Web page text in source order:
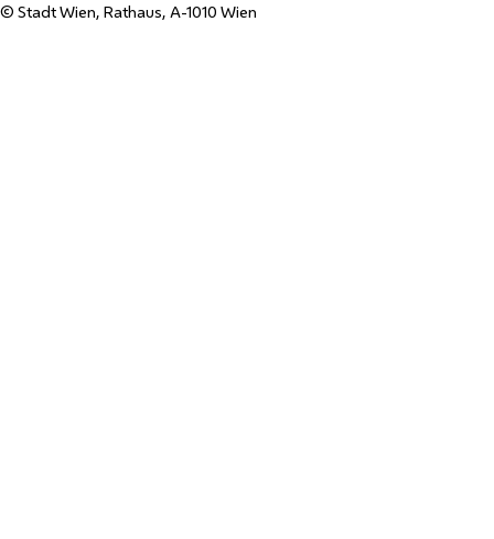
© Stadt Wien, Rathaus, A-1010 Wien